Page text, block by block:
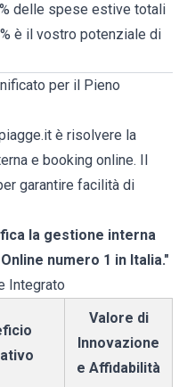
delle spese estive totali
è il vostro potenziale di
per il Pieno
è risolvere la
e booking online. Il
garantire facilità di
la gestione interna
numero 1 in Italia."
Integrato
Valore di
Innovazione
e Affidabilità